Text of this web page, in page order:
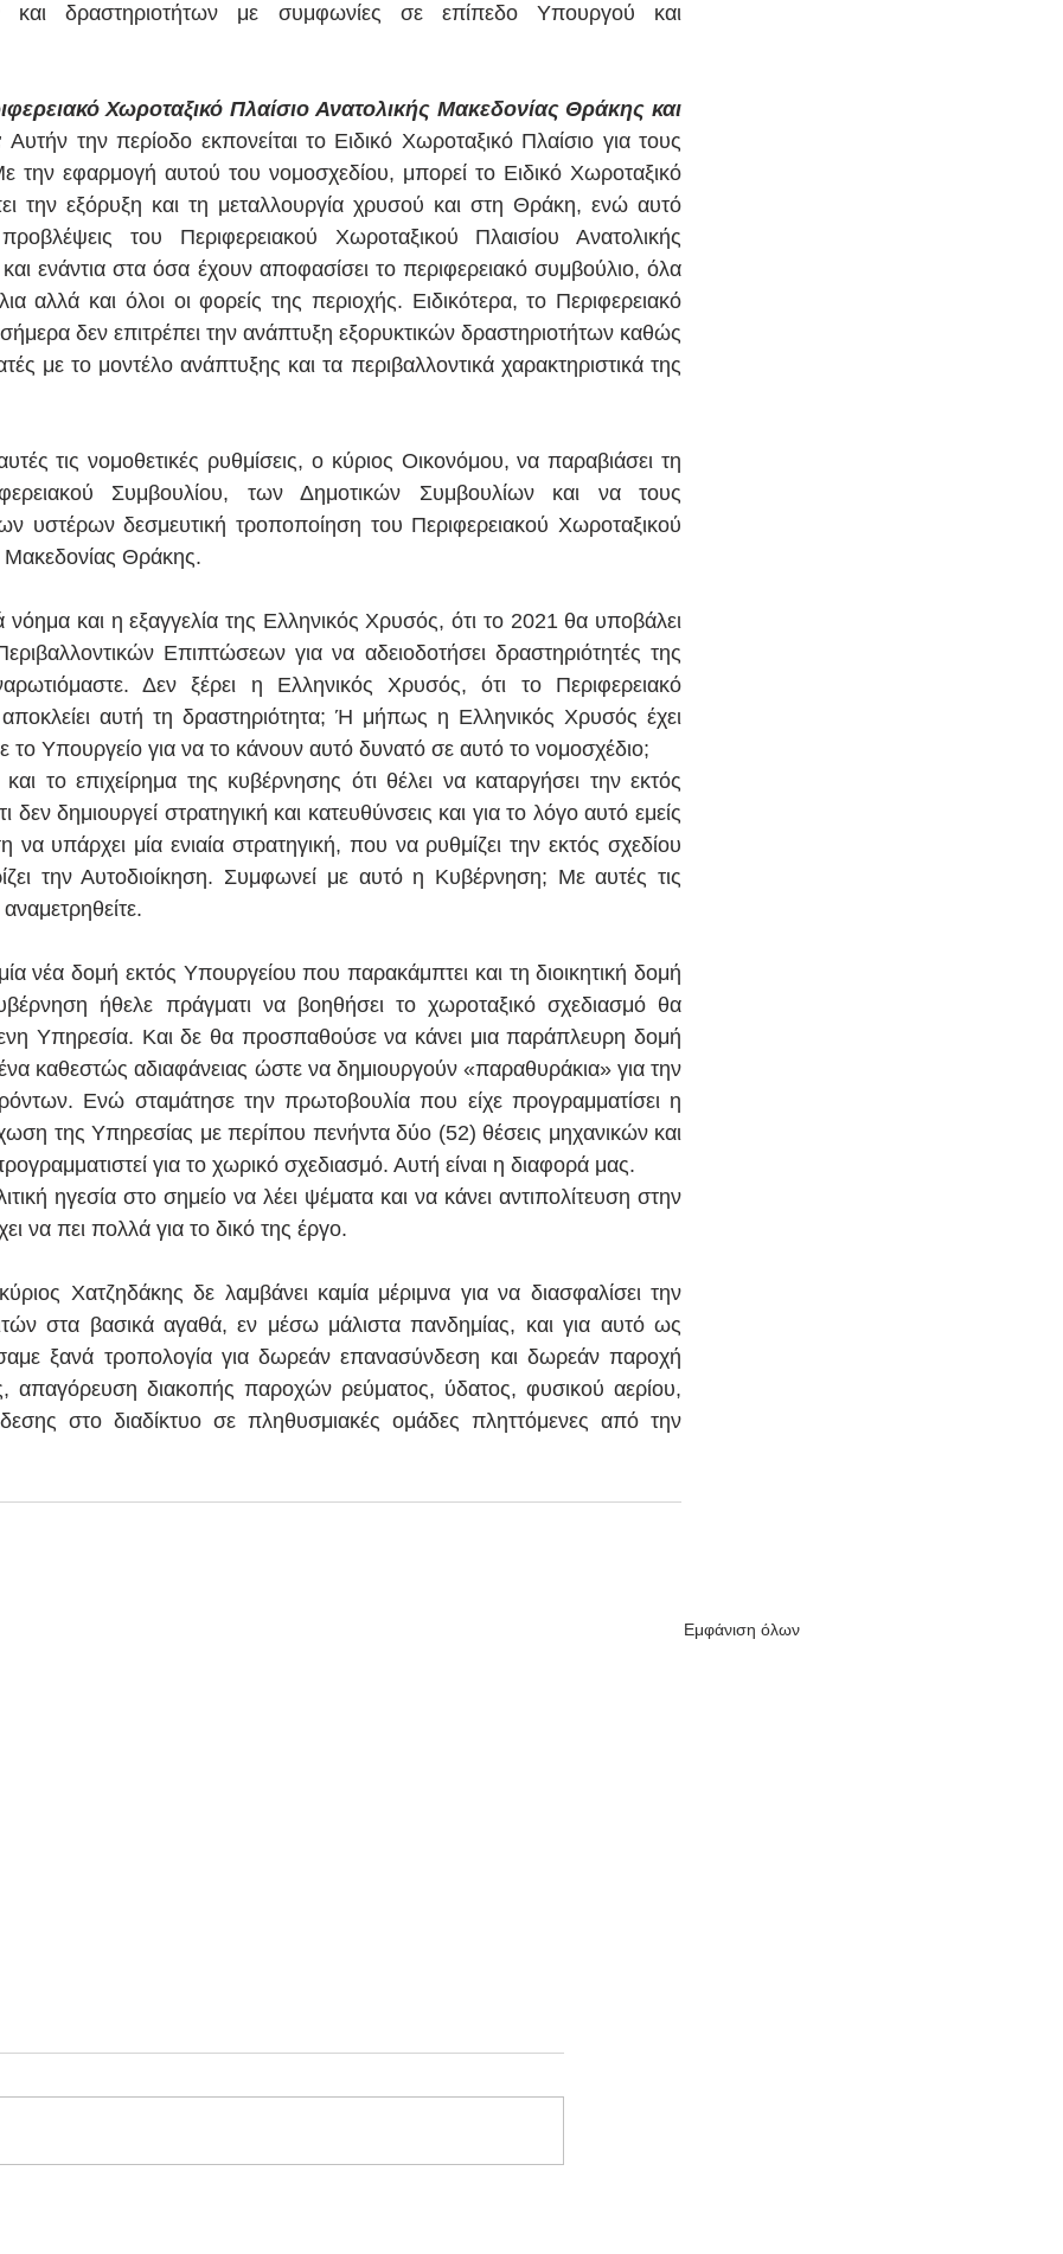
και δραστηριοτήτων με συμφωνίες σε επίπεδο Υπουργού και
Χωροταξικό Πλαίσιο Ανατολικής Μακεδονίας Θράκης και
Αυτήν την περίοδο εκπονείται το Ειδικό Χωροταξικό Πλαίσιο για τους
την εφαρμογή αυτού του νομοσχεδίου, μπορεί το Ειδικό Χωροταξικό
την εξόρυξη και τη μεταλλουργία χρυσού και στη Θράκη, ενώ αυτό
προβλέψεις του Περιφερειακού Χωροταξικού Πλαισίου Ανατολικής
ενάντια στα όσα έχουν αποφασίσει το περιφερειακό συμβούλιο, όλα
αλλά και όλοι οι φορείς της περιοχής. Ειδικότερα, το Περιφερειακό
δεν επιτρέπει την ανάπτυξη εξορυκτικών δραστηριοτήτων καθώς
με το μοντέλο ανάπτυξης και τα περιβαλλοντικά χαρακτηριστικά της
τις νομοθετικές ρυθμίσεις, ο κύριος Οικονόμου, να παραβιάσει τη
Συμβουλίου, των Δημοτικών Συμβουλίων και να τους
υστέρων δεσμευτική τροποποίηση του Περιφερειακού Χωροταξικού
Μακεδονίας Θράκης.
και η εξαγγελία της Ελληνικός Χρυσός, ότι το 2021 θα υποβάλει
Επιπτώσεων για να αδειοδοτήσει δραστηριότητές της
Δεν ξέρει η Ελληνικός Χρυσός, ότι το Περιφερειακό
αποκλείει αυτή τη δραστηριότητα; Ή μήπως η Ελληνικός Χρυσός έχει
το Υπουργείο για να το κάνουν αυτό δυνατό σε αυτό το νομοσχέδιο;
το επιχείρημα της κυβέρνησης ότι θέλει να καταργήσει την εκτός
δεν δημιουργεί στρατηγική και κατευθύνσεις και για το λόγο αυτό εμείς
υπάρχει μία ενιαία στρατηγική, που να ρυθμίζει την εκτός σχεδίου
την Αυτοδιοίκηση. Συμφωνεί με αυτό η Κυβέρνηση; Με αυτές τις
νέα δομή εκτός Υπουργείου που παρακάμπτει και τη διοικητική δομή
ήθελε πράγματι να βοηθήσει το χωροταξικό σχεδιασμό θα
Υπηρεσία. Και δε θα προσπαθούσε να κάνει μια παράπλευρη δομή
καθεστώς αδιαφάνειας ώστε να δημιουργούν «παραθυράκια» για την
Ενώ σταμάτησε την πρωτοβουλία που είχε προγραμματίσει η
της Υπηρεσίας με περίπου πενήντα δύο (52) θέσεις μηχανικών και
για το χωρικό σχεδιασμό. Αυτή είναι η διαφορά μας.
ηγεσία στο σημείο να λέει ψέματα και να κάνει αντιπολίτευση στην
να πει πολλά για το δικό της έργο.
Χατζηδάκης δε λαμβάνει καμία μέριμνα για να διασφαλίσει την
στα βασικά αγαθά, εν μέσω μάλιστα πανδημίας, και για αυτό ως
ξανά τροπολογία για δωρεάν επανασύνδεση και δωρεάν παροχή
απαγόρευση διακοπής παροχών ρεύματος, ύδατος, φυσικού αερίου,
στο διαδίκτυο σε πληθυσμιακές ομάδες πληττόμενες από την
Εμφάνιση όλων